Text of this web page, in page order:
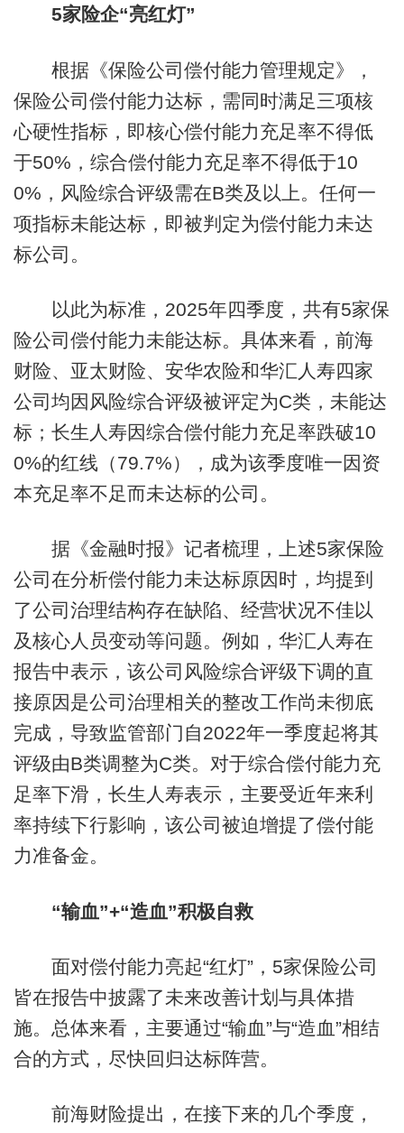
5家险企“亮红灯”
根据《保险公司偿付能力管理规定》，
保险公司偿付能力达标，需同时满足三项核
心硬性指标，即核心偿付能力充足率不得低
于50%，综合偿付能力充足率不得低于10
0%，风险综合评级需在B类及以上。任何一
项指标未能达标，即被判定为偿付能力未达
标公司。
以此为标准，2025年四季度，共有5家保
险公司偿付能力未能达标。具体来看，前海
财险、亚太财险、安华农险和华汇人寿四家
公司均因风险综合评级被评定为C类，未能达
标；长生人寿因综合偿付能力充足率跌破10
0%的红线（79.7%），成为该季度唯一因资
本充足率不足而未达标的公司。
据《金融时报》记者梳理，上述5家保险
公司在分析偿付能力未达标原因时，均提到
了公司治理结构存在缺陷、经营状况不佳以
及核心人员变动等问题。例如，华汇人寿在
报告中表示，该公司风险综合评级下调的直
接原因是公司治理相关的整改工作尚未彻底
完成，导致监管部门自2022年一季度起将其
评级由B类调整为C类。对于综合偿付能力充
足率下滑，长生人寿表示，主要受近年来利
率持续下行影响，该公司被迫增提了偿付能
力准备金。
“输血”+“造血”积极自救
面对偿付能力亮起“红灯”，5家保险公司
皆在报告中披露了未来改善计划与具体措
施。总体来看，主要通过“输血”与“造血”相结
合的方式，尽快回归达标阵营。
前海财险提出，在接下来的几个季度，